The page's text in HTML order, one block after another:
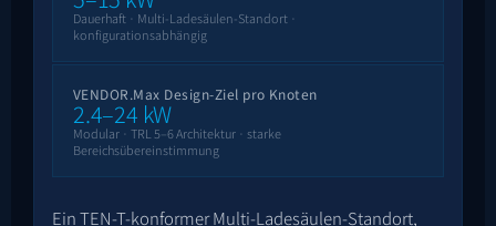
Dauerhaft · Multi-Ladesäulen-Standort ·
konfigurationsabhängig
VENDOR.Max Design-Ziel pro Knoten
2.4–24 kW
Modular · TRL 5–6 Architektur · starke
Bereichsübereinstimmung
Ein TEN-T-konformer Multi-Ladesäulen-Standort,